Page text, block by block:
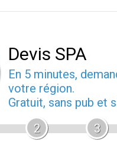
Devis SPA
En 5 minutes,
votre région.
Gratuit, sans pub et
2 3